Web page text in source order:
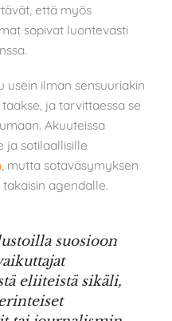
että myös
sopivat luontevasti
usein ilman sensuuriakin
ja tarvittaessa se
Akuuteissa
ja sotilaallisille
, mutta sotaväsymyksen
agendalle.
suosioon
eliiteistä sikäli,